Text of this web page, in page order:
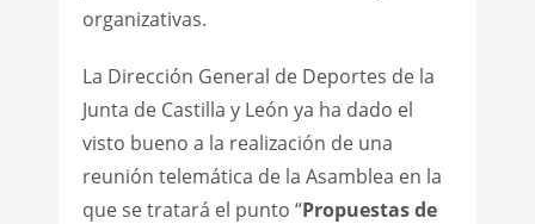
organizativas.
La Dirección General de Deportes de la
Junta de Castilla y León ya ha dado el
visto bueno a la realización de una
reunión telemática de la Asamblea en la
que se tratará el punto “Propuestas de